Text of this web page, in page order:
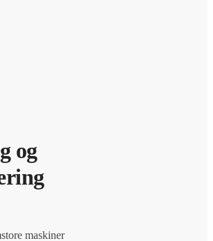
og
maskiner